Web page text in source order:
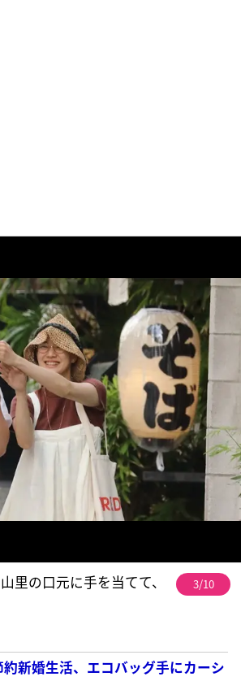
里の口元に手を当てて、
3/10
新婚生活、エコバッグ手にカーシ